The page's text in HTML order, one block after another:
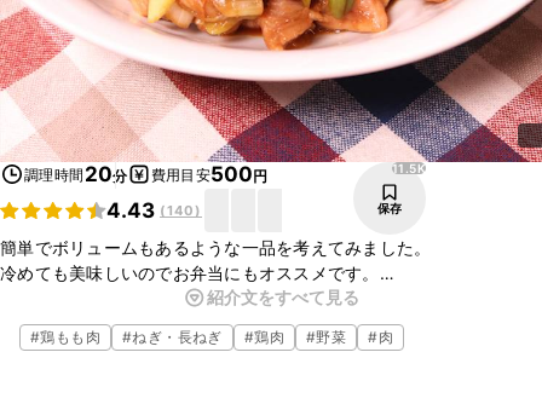
調理時間 20分 費用目安500円
4.43 (140)
11.5K
保存
簡単でボリュームもあるような一品を考えてみました。
冷めても美味しいのでお弁当にもオススメです。
丼としても美味しく食べられるので色々とアレンジが効きます！
鶏肉だけではなく、豚肉でもできるのでスーパーで特売のお肉があっ
たらぜひアレンジしてくださいね。
紹介文をすべて見る
#鶏もも肉 #ねぎ・長ねぎ #鶏肉 #野菜 #肉